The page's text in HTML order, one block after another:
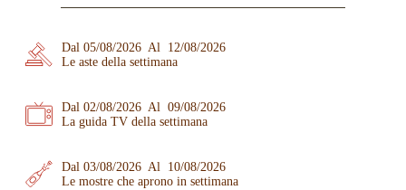
Dal 05/08/2026 Al 12/08/2026
Le aste della settimana
Dal 02/08/2026 Al 09/08/2026
La guida TV della settimana
Dal 03/08/2026 Al 10/08/2026
Le mostre che aprono in settimana